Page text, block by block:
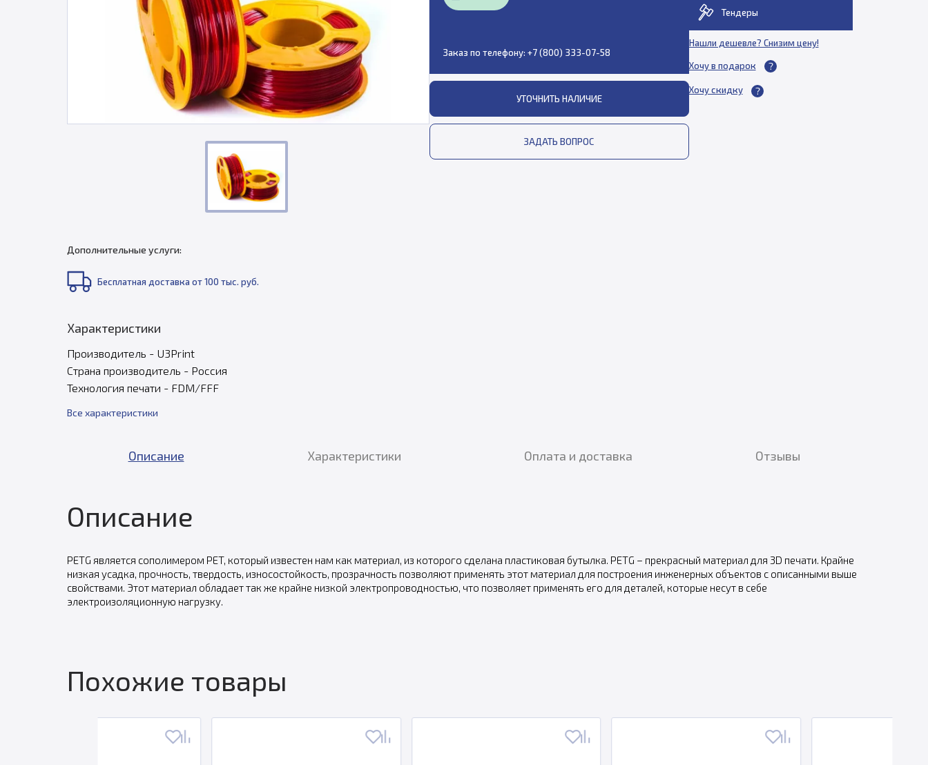
Заказ по телефону: +7 (800) 333-07-58
УТОЧНИТЬ НАЛИЧИЕ
ЗАДАТЬ ВОПРОС
Тендеры
Нашли дешевле? Снизим цену!
Хочу в подарок
Хочу скидку
Дополнительные услуги:
Бесплатная доставка от 100 тыс. руб.
Характеристики
Производитель - U3Print
Страна производитель - Россия
Технология печати - FDM/FFF
Все характеристики
Описание Характеристики Оплата и доставка Отзывы
Описание
PETG является сополимером PET, который известен нам как материал, из которого сделана пластиковая бутылка. PETG – прекрасный материал для 3D печати. Крайне
низкая усадка, прочность, твердость, износостойкость, прозрачность позволяют применять этот материал для построения инженерных объектов с описанными выше
свойствами. Этот материал обладает так же крайне низкой электропроводностью, что позволяет применять его для деталей, которые несут в себе
электроизоляционную нагрузку.
Похожие товары